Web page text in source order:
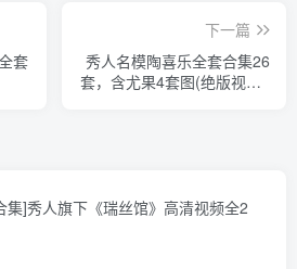
NO.8464 熊小诺[80+1P／
套
下一篇
秀人名模陶喜乐全套合集26
套，含尤果4套图(绝版视频2
集]秀人旗下《瑞丝馆》高清视频全2